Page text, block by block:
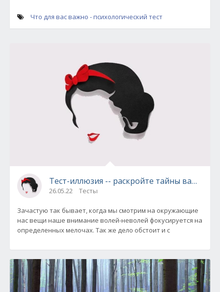
Что для вас важно - психологический тест
Тест-иллюзия -- раскройте тайны вашей
26.05.22 Тесты
Зачастую так бывает, когда мы смотрим на окружающие
нас вещи наше внимание волей-неволей фокусируется на
определенных мелочах. Так же дело обстоит и с